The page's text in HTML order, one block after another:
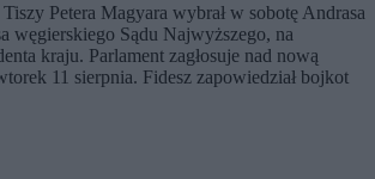
Petera Magyara wybrał w sobotę Andrasa
węgierskiego Sądu Najwyższego, na
kraju. Parlament zagłosuje nad nową
11 sierpnia. Fidesz zapowiedział bojkot